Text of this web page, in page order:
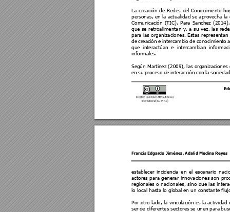
La creación de Redes del Conocimiento
personas, en la actualidad se aprovecha la
Comunicación (TIC). Para Sanchez
que se retroalimentan y, a su vez, las
para las organizaciones. Estas representan
de creación e intercambio de conocimiento
que interactúan e intercambian
informales.
Según Martinez (2009), las organizaciones
en su proceso de interacción con la
Francis Edgardo Jiménez, Adalid Medina Reyes
establecer incidencia en el escenario
actores para generar innovaciones son
regionales o nacionales, sino que las
lo local hasta lo global en un constante
Por otro lado, la vinculación es la actividad
ser de diferentes sectores se unen para b